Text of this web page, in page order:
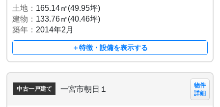
土地： 165.14㎡(49.95坪)
建物： 133.76㎡(40.46坪)
築年： 2014年2月
＋特徴・設備を表示する
中古一戸建て 一宮市朝日１
物件
詳細